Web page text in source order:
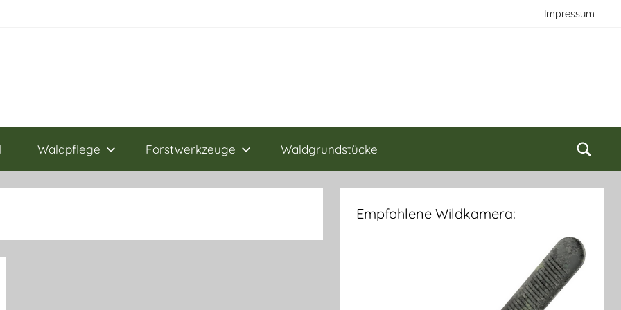
Impressum
Waldpflege Forstwerkzeuge Waldgrundstücke
Empfohlene Wildkamera: